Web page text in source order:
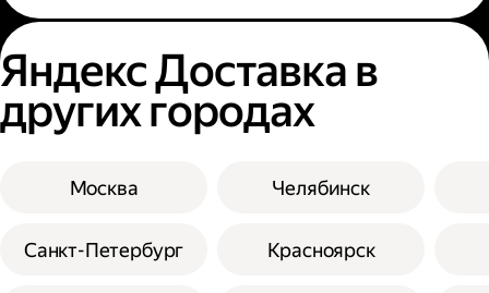
Яндекс Доставка в
других городах
Москва
Санкт-Петербург
Челябинск
Красноярск